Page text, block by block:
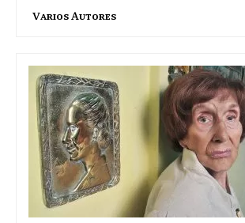
Varios Autores